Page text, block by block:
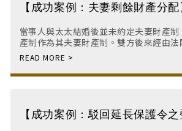
【成功案例：夫妻剩餘財產分
當事人與太太結婚後並未約定夫妻財產
產制作為其夫妻財產制。雙方後來經由
法院以提起離婚訴訟之日做為夫妻剩餘財
而訴訟期間經過法院函詢金融機構之後，
【成功案例：駁回延長保護令